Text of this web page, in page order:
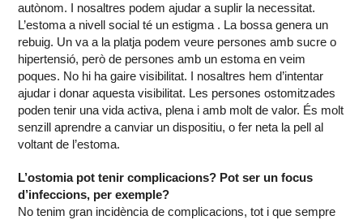
autònom. I nosaltres podem ajudar a suplir la necessitat.
L’estoma a nivell social té un estigma . La bossa genera un
rebuig. Un va a la platja podem veure persones amb sucre o
hipertensió, però de persones amb un estoma en veim
poques. No hi ha gaire visibilitat. I nosaltres hem d’intentar
ajudar i donar aquesta visibilitat. Les persones ostomitzades
poden tenir una vida activa, plena i amb molt de valor. És molt
senzill aprendre a canviar un dispositiu, o fer neta la pell al
voltant de l’estoma.
L’ostomia pot tenir complicacions? Pot ser un focus
d’infeccions, per exemple?
No tenim gran incidència de complicacions, tot i que sempre